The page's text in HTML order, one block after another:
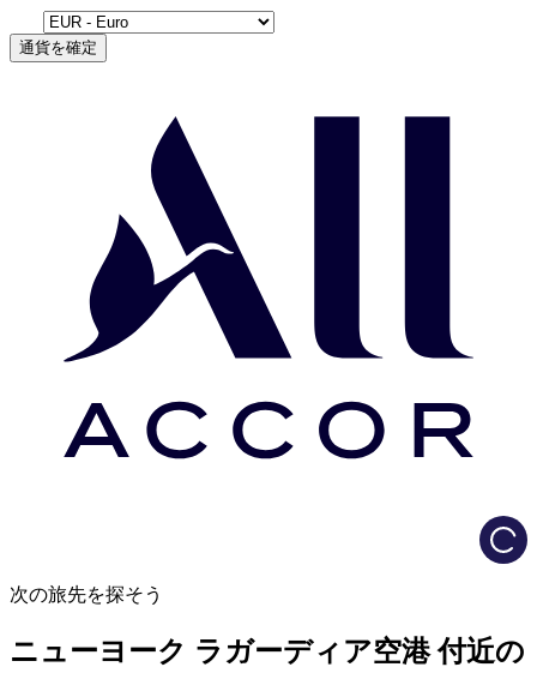
通貨を確定
次の旅先を探そう
ニューヨーク ラガーディア空港 付近の